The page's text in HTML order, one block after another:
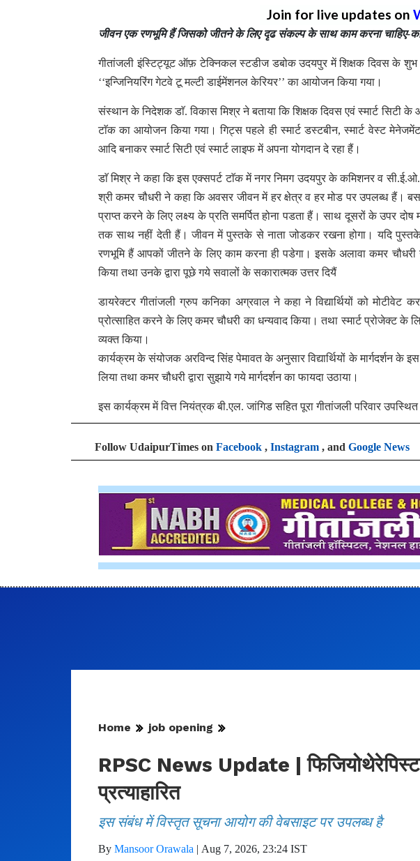
Join for live updates on
जीवन एक रणभूमि हैं जिसको जीतने के लिए दृढ संकल्प के साथ काम करना चाहिए-
गीतांजली इंस्टिट्यूट ऑफ़ टेक्निकल स्टडीज डबोक उदयपुर में शिक्षक दिवस के शुभ
‘‘इन्जिनियरिंग गेटवे टू मल्टी डाईमेंशनल केरियर’’ का आयोजन किया गया।
संस्थान के निदेशक डाॅ. विकास मिश्र ने बताया कि शिक्षक दिवस एवं स्मार्ट
टाॅक का आयोजन किया गया। गिट्स पहले ही स्मार्ट डस्टबीन, स्मार्ट वेस्ट
आदि बनाकर स्मार्ट सिटी एवं स्मार्ट लाइफ में अपना योगदान दे रहा हैं।
डाॅ मिश्र ने कहा कि इस एक्सपर्ट टाॅक में नगर निमग उदयपुर के कमिशनर व
श्री कमर चौधरी ने कहा कि अवसर जीवन में हर क्षेत्र व हर मोड पर उपलब्ध
प्राप्त करने के लिए लक्ष्य के प्रति समर्पित होना पडता हैं। साथ दूसरों के उपर
तक साथ नहीं देती हैं। जीवन में पुस्तके से नाता जोडकर रखना होगा। यदि पुस्तके
रणभूमि हैं आपकों जीतने के लिए काम करना ही पडेगा। इसके अलावा कमर चौधरी
किया तथा उनके द्वारा पूछे गये सवालों के सकारात्मक उत्तर दियैं
डायरेक्टर गीतांजली ग्रुप कनिका अग्रवाल ने कहा ने विद्यार्थियों को
प्रोत्साहित करने के लिए कमर चौधरी का धन्यवाद किया। तथा स्मार्ट प्रोजेक्ट के
व्यक्त किया।
कार्यक्रम के संयोजक अरविन्द सिंह पेमावत के अनुसार विद्यार्थियों के मार्गदर्शन के
लिया तथा कमर चौधरी द्वारा सुझाये गये मार्गदर्शन का फायदा उठाया।
इस कार्यक्रम में वित्त नियंत्रक बी.एल. जांगिड सहित पूरा गीतांजली परिवार उपस्थित
Follow UdaipurTimes on Facebook , Instagram , and Google News
Home job opening
RPSC News Update | फिजियोथेरेपिस्ट
प्रत्याहारित
इस संबंध में विस्तृत सूचना आयोग की वेबसाइट पर उपलब्ध है
By Mansoor Orawala | Aug 7, 2026, 23:24 IST